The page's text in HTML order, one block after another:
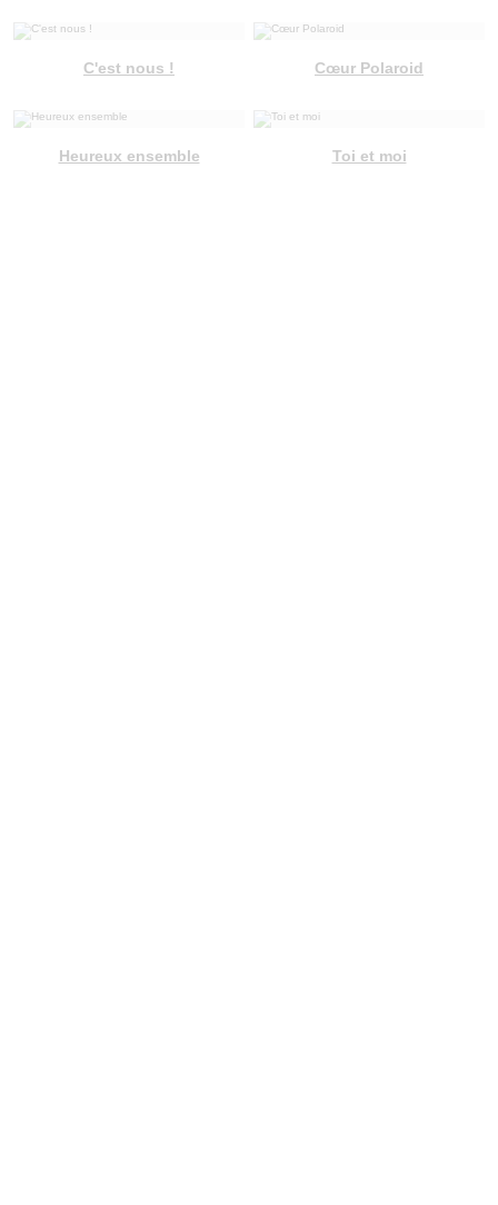
C'est nous ! Cœur Polaroid
Heureux ensemble Toi et moi